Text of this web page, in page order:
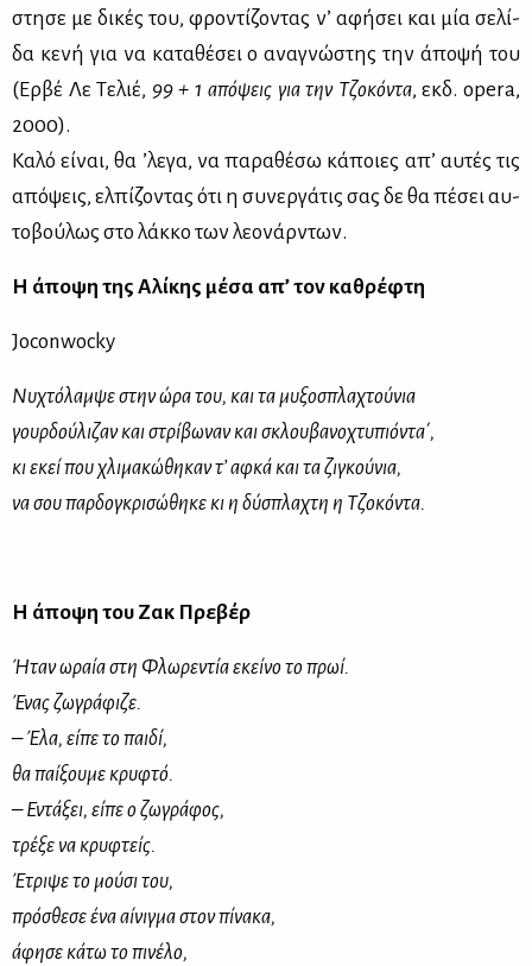
στη­σε με δι­κές του, φρο­ντί­ζο­ντας ν’ αφή­σει και μία σε­λί­
δα κε­νή για να κα­τα­θέ­σει ο ανα­γνώ­στης την άπο­ψή του
(Ερ­βέ Λε Τε­λιέ, 99 + 1 από­ψεις για την Τζο­κό­ντα, εκδ. opera,
2000).
Κα­λό εί­ναι, θα ’λε­γα, να πα­ρα­θέ­σω κά­ποιες απ’ αυ­τές τις
από­ψεις, ελ­πί­ζο­ντας ότι η συ­νερ­γά­τις σας δε θα πέ­σει αυ­
το­βού­λως στο λάκ­κο των λε­ο­νάρ­ντων.
Η άποψη της Αλίκης μέσα απ’ τον καθρέφτη
Joconwocky
Nυχτόλαμψε στην ώρα του, και τα μυξοσπλαχτούνια
γουρδούλιζαν και στρίβωναν και σκλουβανοχτυπιόντα΄,
κι εκεί που χλιμακώθηκαν τ’ αφκά και τα ζιγκούνια,
να σου παρδογκρισώθηκε κι η δύσπλαχτη η Τζοκόντα.
Η άποψη του Ζακ Πρεβέρ
Ήταν ωραία στη Φλωρεντία εκείνο το πρωί.
Ένας ζωγράφιζε.
–Έλα, είπε το παιδί,
θα παίξουμε κρυφτό.
– Εντάξει, είπε ο ζωγράφος,
τρέξε να κρυφτείς.
Έτριψε το μούσι του,
πρόσθεσε ένα αίνιγμα στον πίνακα,
άφησε κάτω το πινέλο,